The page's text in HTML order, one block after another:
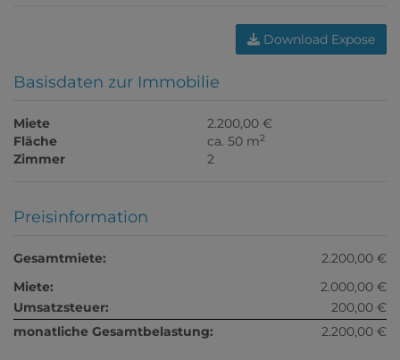
Download Expose
Basisdaten zur Immobilie
Miete
2.200,00 €
Fläche
ca. 50 m2
Zimmer 2
Preisinformation
Gesamtmiete:
2.200,00 €
Miete:
2.000,00 €
Umsatzsteuer:
200,00 €
monatliche Gesamtbelastung:
2.200,00 €